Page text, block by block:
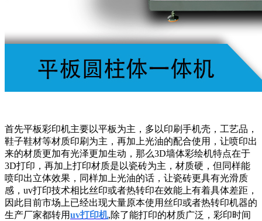
首先平板彩印机主要以平板为主，多以印刷手机壳，工艺品，
鞋子鞋材等材质印刷为主，再加上光油的配合使用，让喷印出
来的材质更加有光泽更加生动，那么3D墙体彩绘机特点在于
3D打印，再加上打印材质是以瓷砖为主，材质硬，但同样能
喷印出立体效果，同样加上光油的话，让瓷砖更具有光滑质
感，uv打印技术相比丝印或者热转印在效能上有着具体差距，
因此目前市场上已经出现大量原本使用丝印或者热转印机器的
生产厂家都转用uv打印机,除了能打印的材质广泛，彩印时间